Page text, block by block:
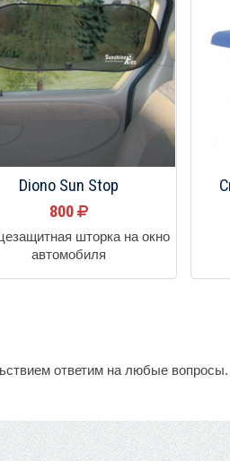
Diono Sun Stop
800
шторка на окно
автомобиля
ответим на любые вопросы.